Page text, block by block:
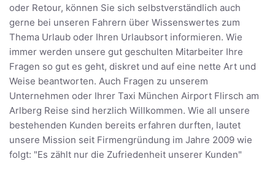
oder Retour, können Sie sich selbstverständlich auch
gerne bei unseren Fahrern über Wissenswertes zum
Thema Urlaub oder Ihren Urlaubsort informieren. Wie
immer werden unsere gut geschulten Mitarbeiter Ihre
Fragen so gut es geht, diskret und auf eine nette Art und
Weise beantworten. Auch Fragen zu unserem
Unternehmen oder Ihrer Taxi München Airport Flirsch am
Arlberg Reise sind herzlich Willkommen. Wie all unsere
bestehenden Kunden bereits erfahren durften, lautet
unsere Mission seit Firmengründung im Jahre 2009 wie
folgt: "Es zählt nur die Zufriedenheit unserer Kunden"